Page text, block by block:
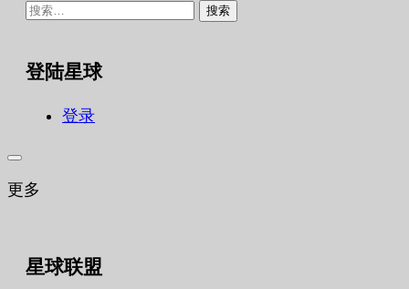
搜
登陆星球
登录
更多
星球联盟